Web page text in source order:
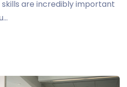
are incredibly important